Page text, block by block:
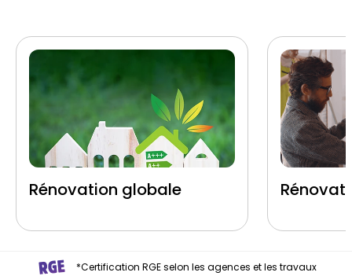
Rénovation globale
*Certification RGE selon les agences et les travaux